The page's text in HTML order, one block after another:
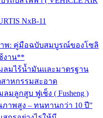
NxB-11
พ: คู่มือฉบับสมบูรณ์ของโซลิ
งาน**
ลมไร้น้ำมันและมาตรฐาน
าหกรรมสะอาด
มลูกสูบ ฟูเช็ง ( Fusheng )
าพสูง – ทนทานกว่า 10 ปี”